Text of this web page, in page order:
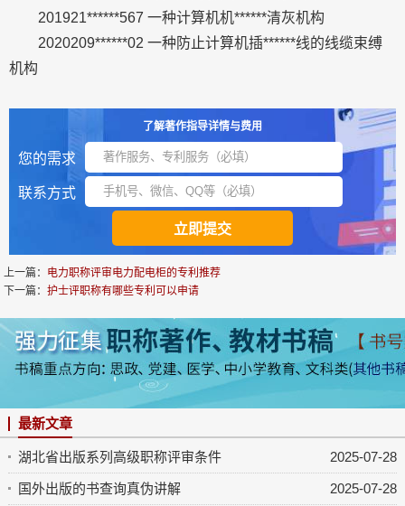
201921******567 一种计算机机******清灰机构
2020209******02 一种防止计算机插******线的线缆束缚
机构
了解著作指导详情与费用
您的需求
联系方式
上一篇： 电力职称评审电力配电柜的专利推荐
下一篇：护士评职称有哪些专利可以申请
最新文章
2025-07-28
湖北省出版系列高级职称评审条件
2025-07-28
国外出版的书查询真伪讲解